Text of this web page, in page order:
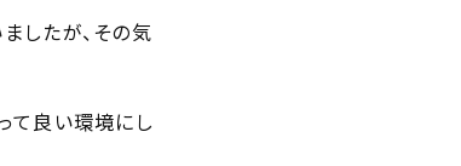
したが、その気
て良い環境にし